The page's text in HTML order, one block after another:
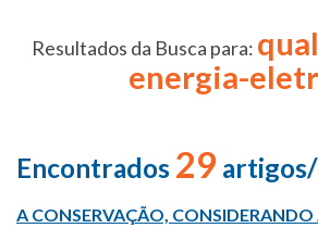
Resultados da Busca para:
energia-
Encontrados 29
A CONSERVAÇÃO, CONSIDERANDO